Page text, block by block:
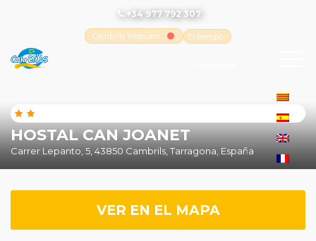
+34 977 792 307
Cambrils Webcam
El tiempo
HOSTAL CAN JOANET
Carrer Lepanto, 5, 43850 Cambrils, Tarragona, España
VER EN EL MAPA